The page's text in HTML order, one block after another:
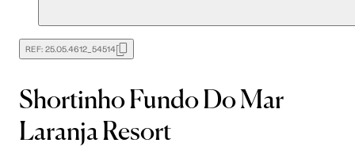
REF: 25.05.4612_54514
Shortinho Fundo Do Mar
Laranja Resort